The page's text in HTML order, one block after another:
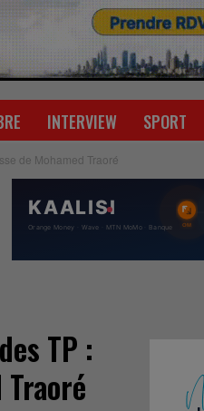
INTERVIEW SPORT
de Mohamed Traoré
TP :
Traoré